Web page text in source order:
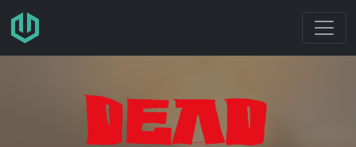
跳转至主要内容